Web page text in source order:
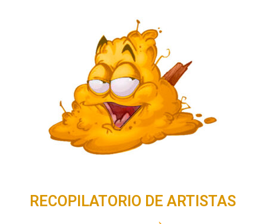
RECOPILATORIO DE ARTISTAS